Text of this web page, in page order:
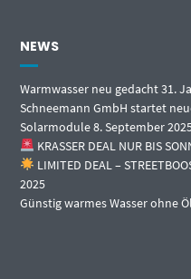
NEWS
Warmwasser neu gedacht31.
Schneemann GmbH startet
Solarmodule8. September
KRASSER DEAL NUR BIS
LIMITED DEAL –
2025
Günstig warmes Wasser ohne